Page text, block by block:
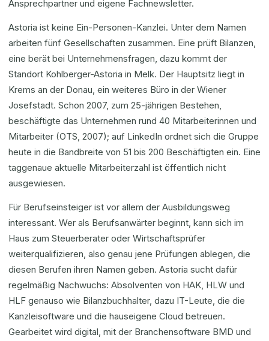
Ansprechpartner und eigene Fachnewsletter.
Astoria ist keine Ein-Personen-Kanzlei. Unter dem Namen
arbeiten fünf Gesellschaften zusammen. Eine prüft Bilanzen,
eine berät bei Unternehmensfragen, dazu kommt der
Standort Kohlberger-Astoria in Melk. Der Hauptsitz liegt in
Krems an der Donau, ein weiteres Büro in der Wiener
Josefstadt. Schon 2007, zum 25-jährigen Bestehen,
beschäftigte das Unternehmen rund 40 Mitarbeiterinnen und
Mitarbeiter (OTS, 2007); auf LinkedIn ordnet sich die Gruppe
heute in die Bandbreite von 51 bis 200 Beschäftigten ein. Eine
taggenaue aktuelle Mitarbeiterzahl ist öffentlich nicht
ausgewiesen.
Für Berufseinsteiger ist vor allem der Ausbildungsweg
interessant. Wer als Berufsanwärter beginnt, kann sich im
Haus zum Steuerberater oder Wirtschaftsprüfer
weiterqualifizieren, also genau jene Prüfungen ablegen, die
diesen Berufen ihren Namen geben. Astoria sucht dafür
regelmäßig Nachwuchs: Absolventen von HAK, HLW und
HLF genauso wie Bilanzbuchhalter, dazu IT-Leute, die die
Kanzleisoftware und die hauseigene Cloud betreuen.
Gearbeitet wird digital, mit der Branchensoftware BMD und